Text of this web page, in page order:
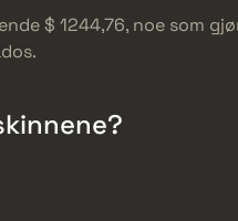
$ 1244,76, noe som